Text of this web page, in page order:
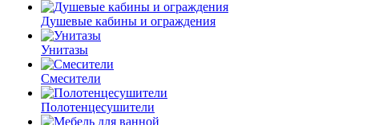
Душевые кабины и ограждения
Унитазы
Смесители
Полотенцесушители